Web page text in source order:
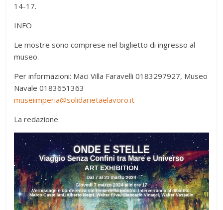
14-17.
INFO
Le mostre sono comprese nel biglietto di ingresso al
museo.
Per informazioni: Maci Villa Faravelli 0183297927, Museo
Navale 0183651363
museiimperia@solidarietaelavoro.it
La redazione